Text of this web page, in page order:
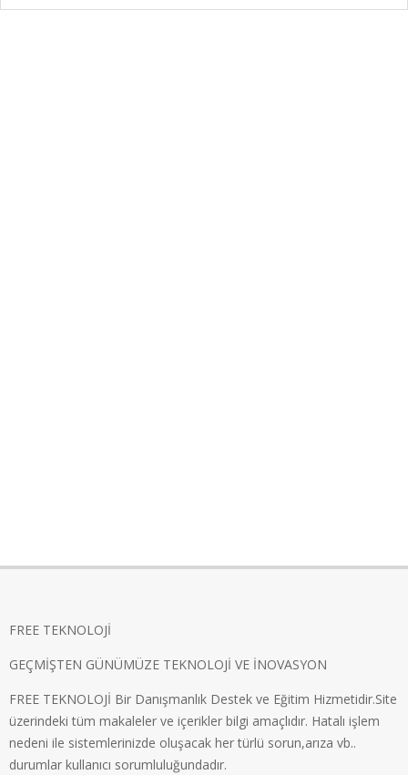
FREE TEKNOLOJİ
GEÇMİŞTEN GÜNÜMÜZE TEKNOLOJİ VE İNOVASYON
FREE TEKNOLOJİ Bir Danışmanlık Destek ve Eğitim Hizmetidir.Site
üzerindeki tüm makaleler ve içerikler bilgi amaçlıdır. Hatalı işlem
nedeni ile sistemlerinizde oluşacak her türlü sorun,arıza vb..
durumlar kullanıcı sorumluluğundadır.